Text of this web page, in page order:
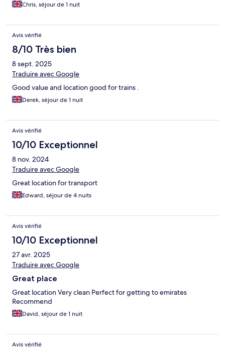
Chris, séjour de 1 nuit
Avis vérifié
8/10 Très bien
8 sept. 2025
Traduire avec Google
Good value and location good for trains .
Derek, séjour de 1 nuit
Avis vérifié
10/10 Exceptionnel
8 nov. 2024
Traduire avec Google
Great location for transport
Edward, séjour de 4 nuits
Avis vérifié
10/10 Exceptionnel
27 avr. 2025
Traduire avec Google
Great place
Great location Very clean Perfect for getting to emirates
Recommend
David, séjour de 1 nuit
Avis vérifié